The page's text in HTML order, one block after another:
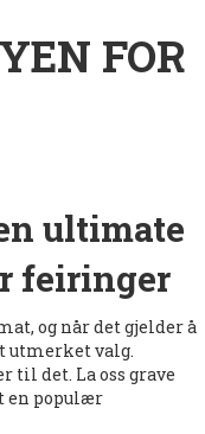
FOR
ultimate
feiringer
og når det gjelder å
utmerket valg.
til det. La oss grave
en populær